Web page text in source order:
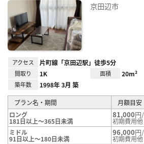
京田辺市
アクセス 片町線「京田辺駅」徒歩5分
間取り 1K 面積 20m²
築年数 1998年 3月 築
プラン名・期間
月額目安
ロング
181日以上～365日未満
81,000円
初期費用
ミドル
91日以上～180日未満
96,000円
初期費用